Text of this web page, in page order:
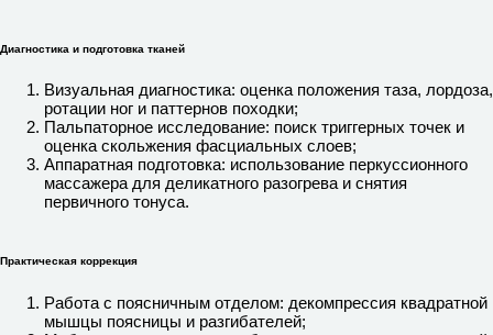
Диагностика и подготовка тканей
Визуальная диагностика: оценка положения таза, лордоза,
ротации ног и паттернов походки;
Пальпаторное исследование: поиск триггерных точек и
оценка скольжения фасциальных слоев;
Аппаратная подготовка: использование перкуссионного
массажера для деликатного разогрева и снятия
первичного тонуса.
Практическая коррекция
Работа с поясничным отделом: декомпрессия квадратной
мышцы поясницы и разгибателей;